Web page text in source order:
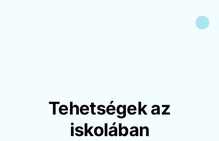
Tehetségek az
iskolában